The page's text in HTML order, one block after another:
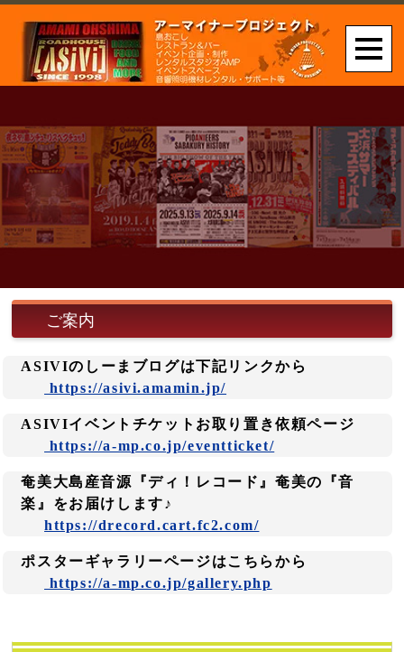
ご案内
ASIVIのしーまブログは下記リンクから
https://asivi.amamin.jp/
ASIVIイベントチケットお取り置き依頼ページ
https://a-mp.co.jp/eventticket/
奄美大島産音源『ディ！レコード』奄美の『音
楽』をお届けします♪
https://drecord.cart.fc2.com/
ポスターギャラリーページはこちらから
https://a-mp.co.jp/gallery.php